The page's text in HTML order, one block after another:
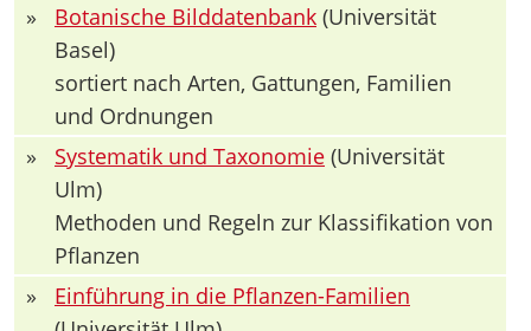
»
Botanische Bilddatenbank (Universität
Basel)
sortiert nach Arten, Gattungen, Familien
und Ordnungen
»
Systematik und Taxonomie (Universität
Ulm)
Methoden und Regeln zur Klassifikation von
Pflanzen
»
Einführung in die Pflanzen-Familien